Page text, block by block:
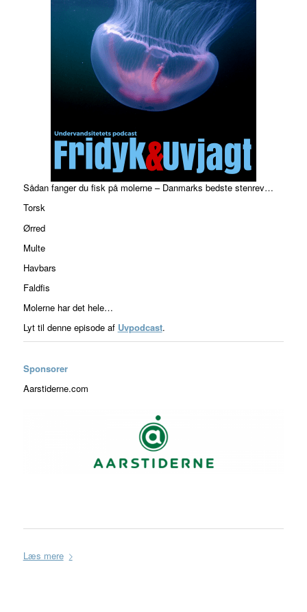
Sådan fanger du fisk på molerne – Danmarks bedste stenrev…
Torsk
Ørred
Multe
Havbars
Faldfis
Molerne har det hele…
Lyt til denne episode af Uvpodcast.
Sponsorer
Aarstiderne.com
Læs mere